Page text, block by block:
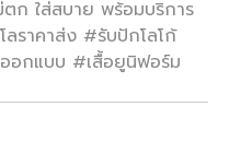
ก ใส่สบาย พร้อมบริการ
ลราคาส่ง #รับปักโลโก้
อกแบบ #เสื้อยูนิฟอร์ม